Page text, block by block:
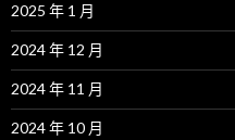
2025 年 1 月
2024 年 12 月
2024 年 11 月
2024 年 10 月